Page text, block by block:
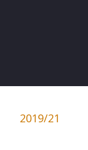
2019/21